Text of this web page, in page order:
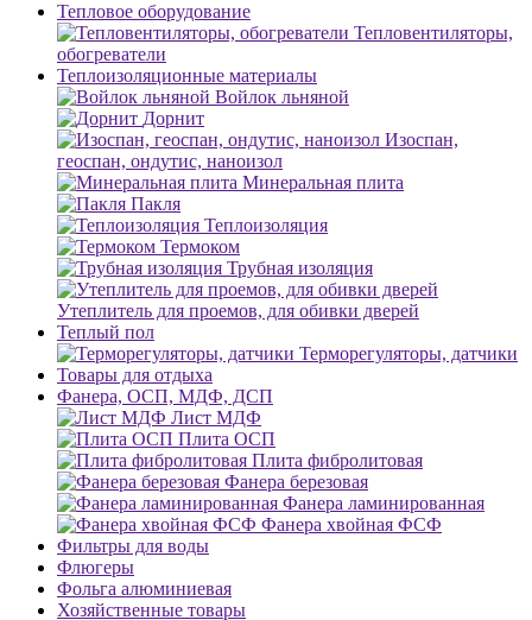
Тепловое оборудование
Тепловентиляторы,
обогреватели
Теплоизоляционные материалы
Войлок льняной
Дорнит
Изоспан,
геоспан, ондутис, наноизол
Минеральная плита
Пакля
Теплоизоляция
Термоком
Трубная изоляция
Утеплитель для проемов, для обивки дверей
Теплый пол
Терморегуляторы, датчики
Товары для отдыха
Фанера, ОСП, МДФ, ДСП
Лист МДФ
Плита ОСП
Плита фибролитовая
Фанера березовая
Фанера ламинированная
Фанера хвойная ФСФ
Фильтры для воды
Флюгеры
Фольга алюминиевая
Хозяйственные товары